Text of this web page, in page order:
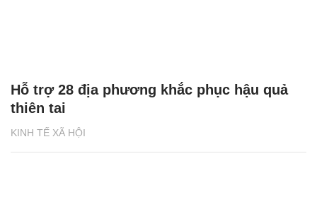
KINH TẾ XÃ HỘI
Hỗ trợ 28 địa phương khắc phục hậu quả
thiên tai